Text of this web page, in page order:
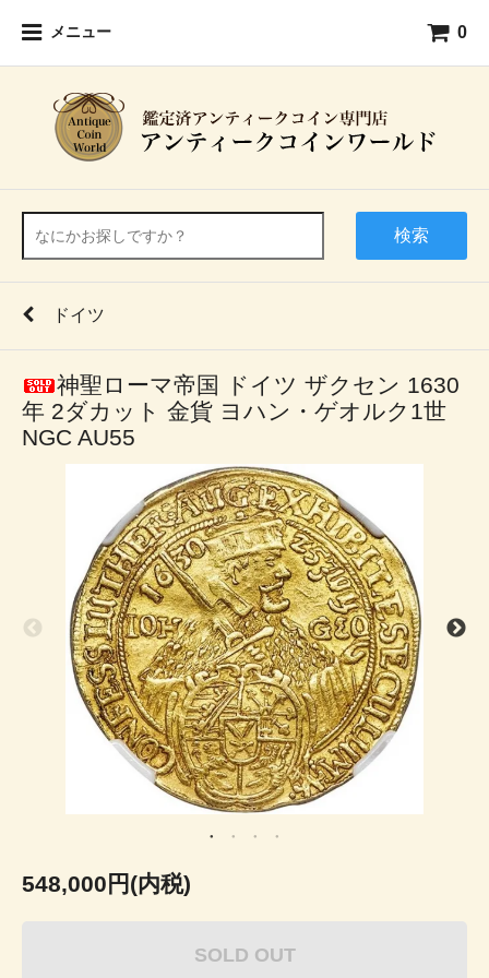
メニュー 0
検索
ドイツ
神聖ローマ帝国 ドイツ ザクセン 1630
年 2ダカット 金貨 ヨハン・ゲオルク1世
NGC AU55
548,000円(内税)
SOLD OUT